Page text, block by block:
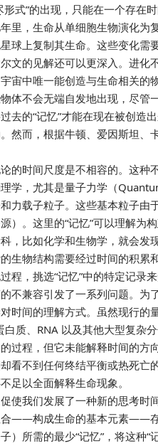
形式”的出现，只能在一个存在
里，生命从单细胞生物演化为
球上复制其生命。这些变化需
文的见解还可以更深入。进化
宙中唯一能创造与生命相关的
体不会无端自发地出现，尽管
去的“记忆”才能在现在被创
然而，根据牛顿、爱因斯坦、
的时间尺度是不相容的。这种
学，尤其是量子力学（
力载子粒子。这些基本粒子由
）。这里的“记忆”可以理解为
，比如化学和生物学，就会发
生物结构需要经过时间的积累
程，挑选“记忆”中的特定记录来
不兼容引发了一系列问题。为
时间的理解方式。虽然现行的
白质、RNA 以及其他大型复杂
过程，但它未能解释时间的方
看不到任何终结平衡或热死亡
足以全面解释生命现象。
使我们发展了一种新的思考时
——构成生命的基本元素——存
）所需的最少“记忆”，将这种